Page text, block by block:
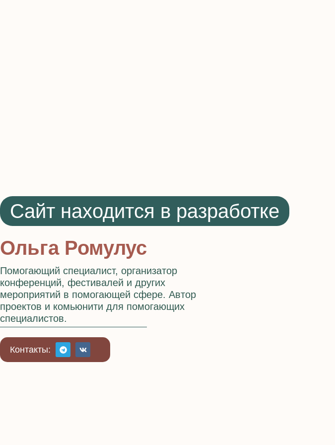
Сайт находится в разработке
Ольга Ромулус
Помогающий специалист, организатор
конференций, фестивалей и других
мероприятий в помогающей сфере. Автор
проектов и комьюнити для помогающих
специалистов.
Контакты: